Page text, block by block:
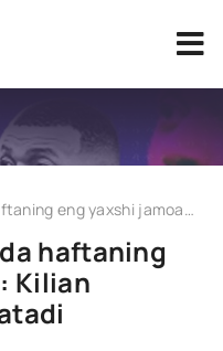
eng yaxshi jamoasi:
haftaning
Kilian